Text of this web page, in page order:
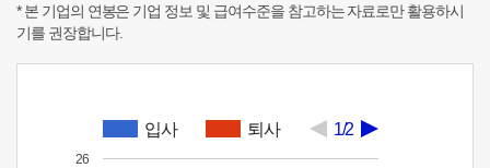
* 본 기업의 연봉은 기업 정보 및 급여수준을 참고하는 자료로만 활용하시
기를 권장합니다.
입사 퇴사 1/2
26